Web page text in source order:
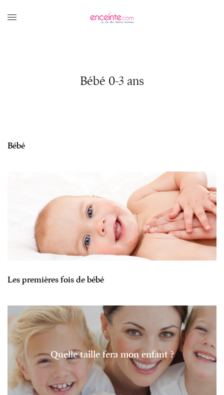
Bébé 0-3 ans
Bébé
Les premières fois de bébé
Quelle taille fera mon enfant ?